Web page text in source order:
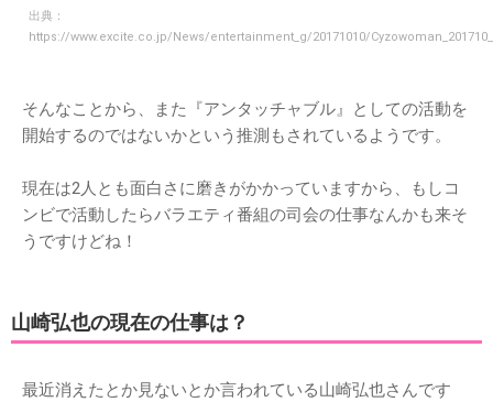
出典：
https://www.excite.co.jp/News/entertainment_g/20171010/
そんなことから、また『アンタッチャブル』としての活動を
開始するのではないかという推測もされているようです。
現在は2人とも面白さに磨きがかかっていますから、もしコ
ンビで活動したらバラエティ番組の司会の仕事なんかも来そ
うですけどね！
山崎弘也の現在の仕事は？
最近消えたとか見ないとか言われている山崎弘也さんです